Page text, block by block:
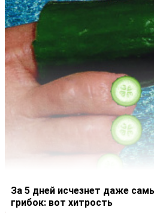
За 5 дней исчезнет даже
грибок: вот хитрость